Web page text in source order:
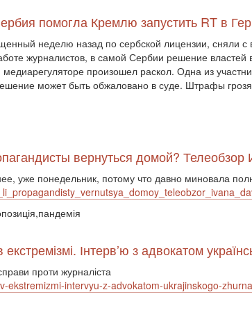
помогла Кремлю запустить RT в
неделю назад по сербской лицензии, сняли
журналистов, в самой Сербии решение
произошел раскол. Одна из
может быть обжаловано в суде. Штрафы
вернуться домой?
уже понедельник, потому что давно миновала
Інтерв’ю з адвокатом
проти журналіста
intervyu-z-advokatom-ukrajinskogo-